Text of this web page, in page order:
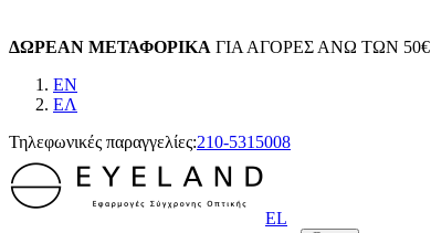
ΔΩΡΕΑΝ ΜΕΤΑΦΟΡΙΚΑ ΓΙΑ ΑΓΟΡΕΣ ΑΝΩ ΤΩΝ 50€
EN
EΛ
Τηλεφωνικές παραγγελίες:210-5315008
EL